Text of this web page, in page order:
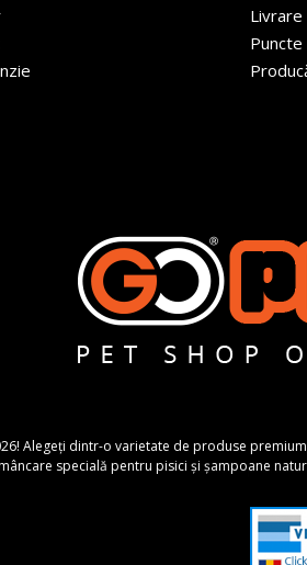
Livrare
Alegeți dintr-o varietate de produse
specială pentru pisici și șampoane